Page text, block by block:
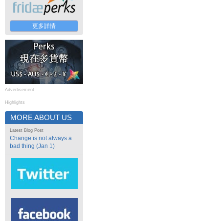
更多詳情
Advertisement
Highlights
MORE ABOUT US
Latest Blog Post
Change is not always a
bad thing (Jan 1)